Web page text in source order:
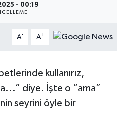
- 00:19
A- A+
kullanırız,
diye. İşte o “ama”
seyrini öyle bir
izle